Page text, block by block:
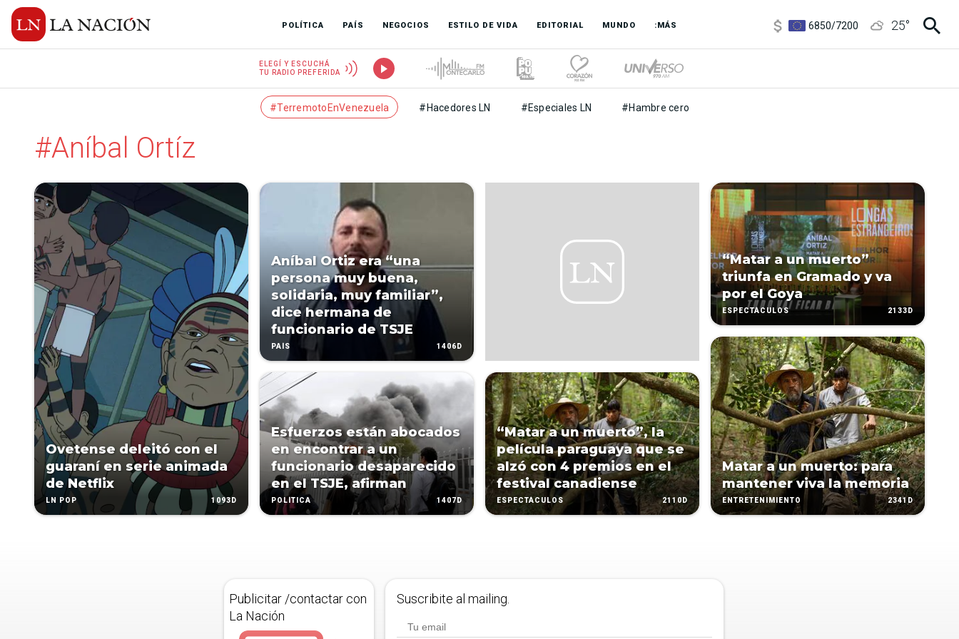
POLÍTICA PAÍS NEGOCIOS ESTILO DE VIDA EDITORIAL MUNDO :MÁS
6850/7200
25°
ELEGÍ Y ESCUCHÁ
TU RADIO PREFERIDA
#TerremotoEnVenezuela #Hacedores LN #Especiales LN #Hambre cero
#Aníbal Ortíz
Ovetense deleitó con el
guaraní en serie animada
de Netflix
LN POP 1093D
Aníbal Ortiz era “una
persona muy buena,
solidaria, muy familiar”,
dice hermana de
funcionario de TSJE
PAÍS 1406D
Esfuerzos están abocados
en encontrar a un
funcionario desaparecido
en el TSJE, afirman
POLÍTICA 1407D
“Matar a un muerto”, la
película paraguaya que se
alzó con 4 premios en el
festival canadiense
ESPECTÁCULOS 2110D
“Matar a un muerto”
triunfa en Gramado y va
por el Goya
ESPECTÁCULOS 2133D
Matar a un muerto: para
mantener viva la memoria
ENTRETENIMIENTO 2341D
Publicitar /contactar con
La Nación
Suscribite al mailing.